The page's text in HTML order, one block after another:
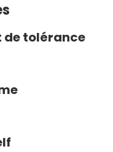
de tolérance